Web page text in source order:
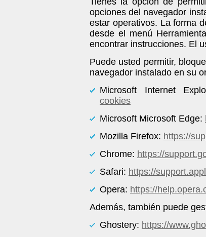
opciones del navegador
estar operativos. La forma
desde el menú
encontrar instrucciones. El
Puede usted permitir,
navegador instalado en su
Microsoft Internet
cookies
Microsoft Microsoft Edge:
Mozilla Firefox: https://
Chrome: https://
Safari: https://
Opera: https://
Además, también puede
Ghostery: https://